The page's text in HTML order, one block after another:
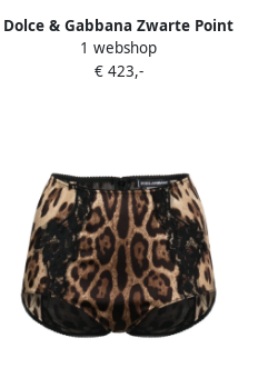
Dolce & Gabbana Zwarte Point
d'Esprit Beugelbeha Black Dames
1 webshop
€ 423,-